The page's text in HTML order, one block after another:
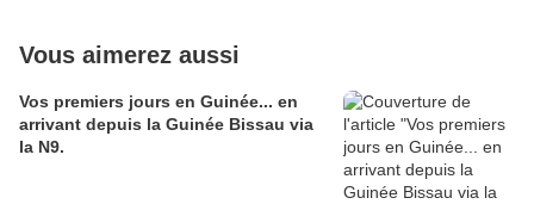
Vous aimerez aussi
Vos premiers jours en Guinée... en
arrivant depuis la Guinée Bissau via
la N9.